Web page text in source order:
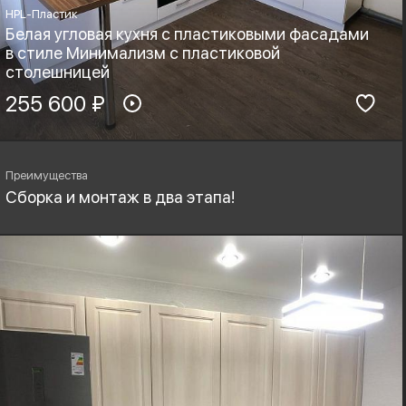
HPL-Пластик
Белая угловая кухня с пластиковыми фасадами
в стиле Минимализм с пластиковой
столешницей
Материал фасадов:
HPL-Пластик
Материал столешницы:
Boyard, Blum
255 600 ₽
Преимущества
Сборка и монтаж в два этапа!